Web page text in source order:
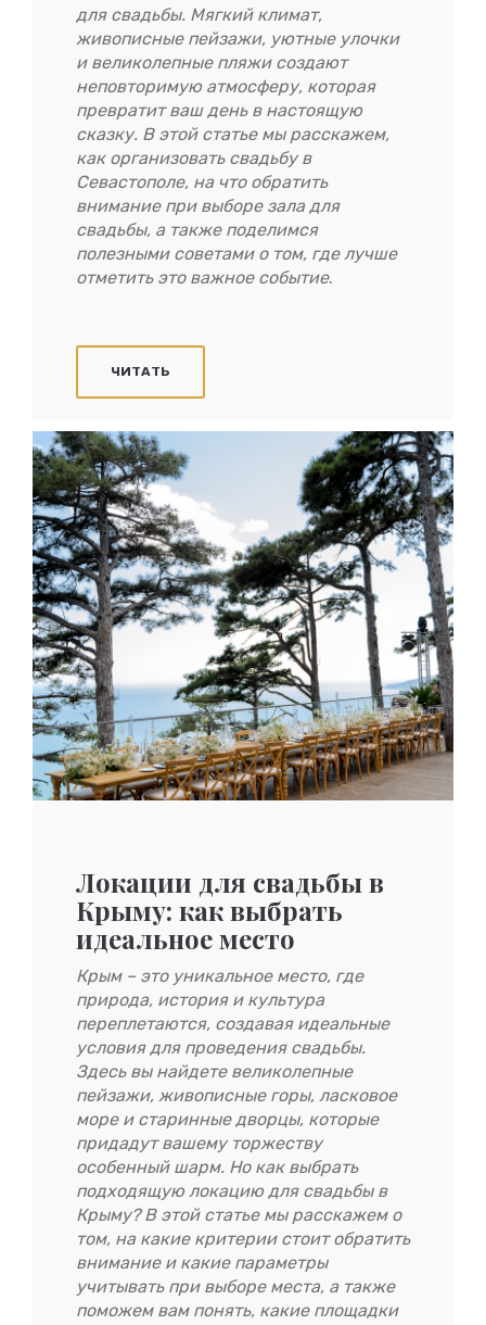
для свадьбы. Мягкий климат,
живописные пейзажи, уютные улочки
и великолепные пляжи создают
неповторимую атмосферу, которая
превратит ваш день в настоящую
сказку. В этой статье мы расскажем,
как организовать свадьбу в
Севастополе, на что обратить
внимание при выборе зала для
свадьбы, а также поделимся
полезными советами о том, где лучше
отметить это важное событие.
ЧИТАТЬ
Локации для свадьбы в
Крыму: как выбрать
идеальное место
Крым – это уникальное место, где
природа, история и культура
переплетаются, создавая идеальные
условия для проведения свадьбы.
Здесь вы найдете великолепные
пейзажи, живописные горы, ласковое
море и старинные дворцы, которые
придадут вашему торжеству
особенный шарм. Но как выбрать
подходящую локацию для свадьбы в
Крыму? В этой статье мы расскажем о
том, на какие критерии стоит обратить
внимание и какие параметры
учитывать при выборе места, а также
поможем вам понять, какие площадки